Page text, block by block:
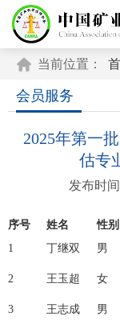
当前位置：
会员服务
2025年第一
估专
发布时
序号 姓名 性别
1
丁继双 男
2 王玉超 女
3 王志成 男